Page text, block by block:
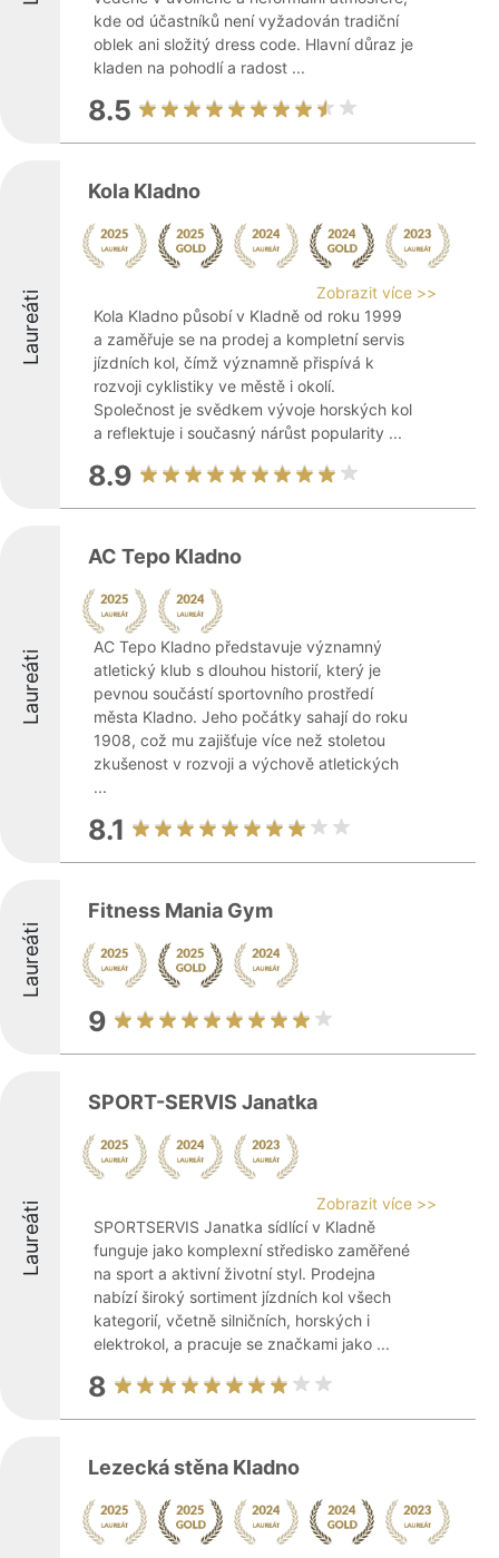
kde od účastníků není vyžadován tradiční
oblek ani složitý dress code. Hlavní důraz je
kladen na pohodlí a radost ...
8.5
Laureáti
Kola Kladno
Zobrazit více >>
Kola Kladno působí v Kladně od roku 1999
a zaměřuje se na prodej a kompletní servis
jízdních kol, čímž významně přispívá k
rozvoji cyklistiky ve městě i okolí.
Společnost je svědkem vývoje horských kol
a reflektuje i současný nárůst popularity ...
8.9
Laureáti
AC Tepo Kladno
AC Tepo Kladno představuje významný
atletický klub s dlouhou historií, který je
pevnou součástí sportovního prostředí
města Kladno. Jeho počátky sahají do roku
1908, což mu zajišťuje více než stoletou
zkušenost v rozvoji a výchově atletických
...
8.1
Laureáti
Fitness Mania Gym
9
Laureáti
SPORT-SERVIS Janatka
Zobrazit více >>
SPORTSERVIS Janatka sídlící v Kladně
funguje jako komplexní středisko zaměřené
na sport a aktivní životní styl. Prodejna
nabízí široký sortiment jízdních kol všech
kategorií, včetně silničních, horských i
elektrokol, a pracuje se značkami jako ...
8
Lezecká stěna Kladno